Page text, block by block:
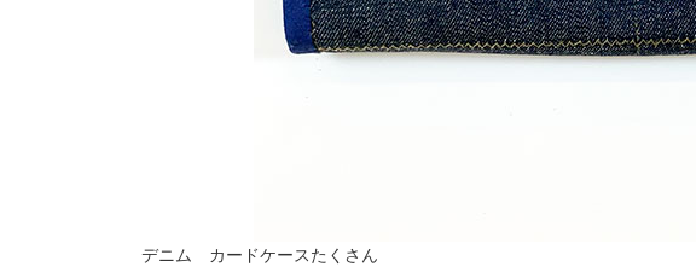
デニム カードケースたくさん